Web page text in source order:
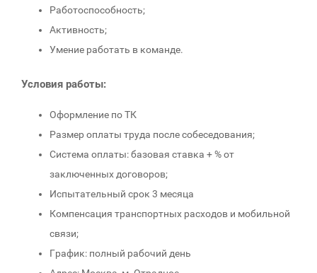
Работоспособность;
Активность;
Умение работать в команде.
Условия работы:
Оформление по ТК
Размер оплаты труда после собеседования;
Система оплаты: базовая ставка + % от
заключенных договоров;
Испытательный срок 3 месяца
Компенсация транспортных расходов и мобильной
связи;
График: полный рабочий день